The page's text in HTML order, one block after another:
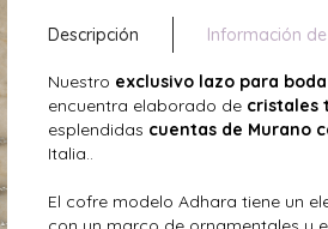
Descripción Información
Nuestro exclusivo lazo para
encuentra elaborado de cristales
esplendidas cuentas de Murano
Italia..
El cofre modelo Adhara tiene un